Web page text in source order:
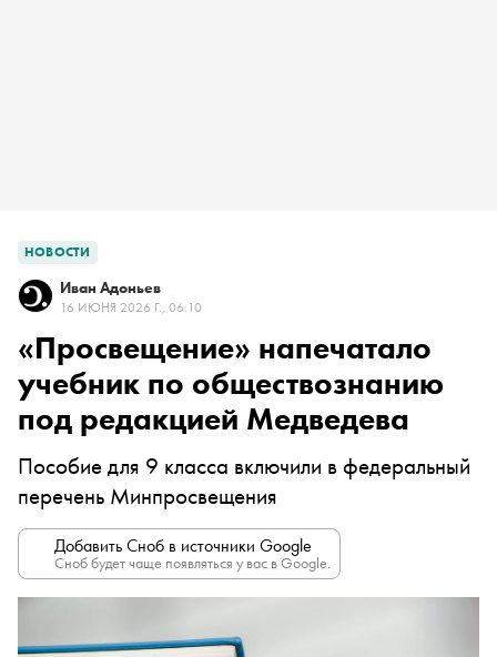
НОВОСТИ
Иван Адоньев
16 ИЮНЯ 2026 Г., 06:10
«Просвещение» напечатало
учебник по обществознанию
под редакцией Медведева
Пособие для 9 класса включили в федеральный
перечень Минпросвещения
Добавить Сноб в источники Google
Сноб будет чаще появляться у вас в Google.